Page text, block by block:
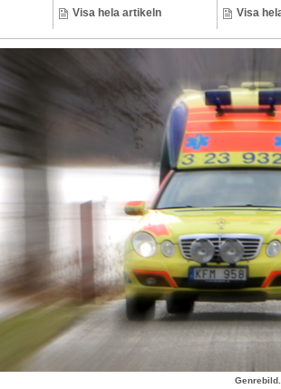
Visa hela artikeln Visa